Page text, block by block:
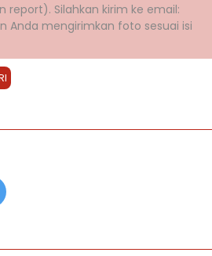
Silahkan kirim ke email:
Anda mengirimkan foto sesuai isi